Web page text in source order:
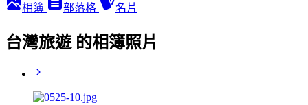
相簿 部落格 名片
台灣旅遊 的相簿照片